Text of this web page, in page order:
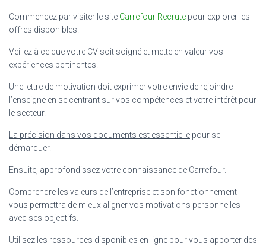
Commencez par visiter le site Carrefour Recrute pour explorer les
offres disponibles.
Veillez à ce que votre CV soit soigné et mette en valeur vos
expériences pertinentes.
Une lettre de motivation doit exprimer votre envie de rejoindre
l’enseigne en se centrant sur vos compétences et votre intérêt pour
le secteur.
La précision dans vos documents est essentielle pour se
démarquer.
Ensuite, approfondissez votre connaissance de Carrefour.
Comprendre les valeurs de l’entreprise et son fonctionnement
vous permettra de mieux aligner vos motivations personnelles
avec ses objectifs.
Utilisez les ressources disponibles en ligne pour vous apporter des